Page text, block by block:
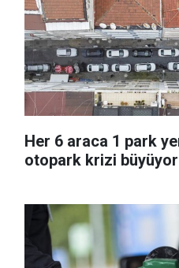
Her 6 araca 1 park
otopark krizi büyüyor